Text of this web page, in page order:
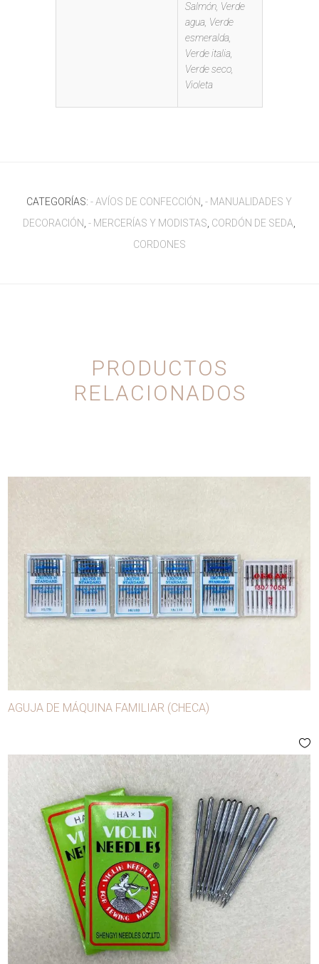
Salmón, Verde
agua, Verde
esmeralda,
Verde italia,
Verde seco,
Violeta
CATEGORÍAS:- AVÍOS DE CONFECCIÓN ,- MANUALIDADES Y
DECORACIÓN ,- MERCERÍAS Y MODISTAS CORDÓN DE SEDA
CORDONES
PRODUCTOS
RELACIONADOS
AGUJA DE MÁQUINA FAMILIAR (CHECA)